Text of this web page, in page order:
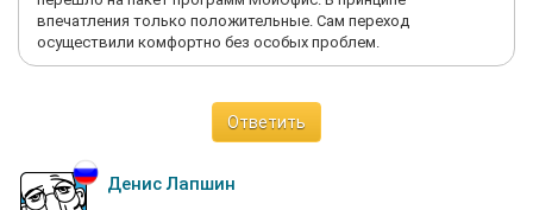
впечатления только положительные. Сам переход
осуществили комфортно без особых проблем.
Ответить
Денис Лапшин